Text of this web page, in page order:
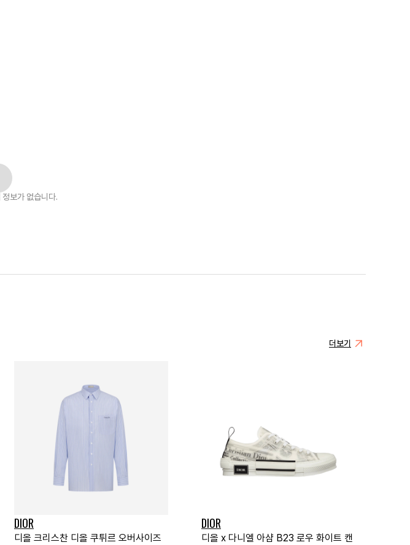
정보가 없습니다.
더보기
DIOR
디올 크리스찬 디올 쿠튀르 오버사이즈
DIOR
디올 x 다니엘 아샴 B23 로우 화이트 캔